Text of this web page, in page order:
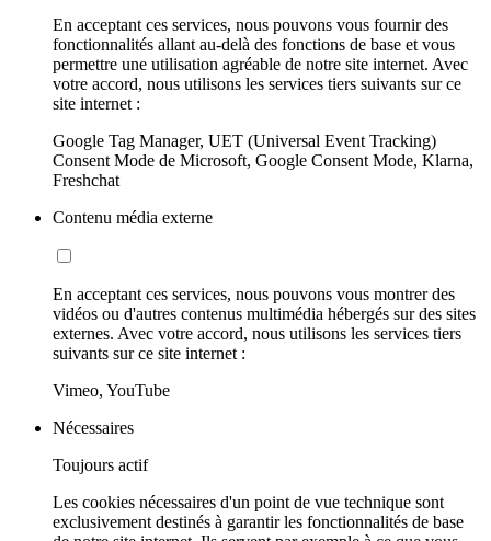
En acceptant ces services, nous pouvons vous fournir des
fonctionnalités allant au-delà des fonctions de base et vous
permettre une utilisation agréable de notre site internet. Avec
votre accord, nous utilisons les services tiers suivants sur ce
site internet :
Google Tag Manager, UET (Universal Event Tracking)
Consent Mode de Microsoft, Google Consent Mode, Klarna,
Freshchat
Contenu média externe
En acceptant ces services, nous pouvons vous montrer des
vidéos ou d'autres contenus multimédia hébergés sur des sites
externes. Avec votre accord, nous utilisons les services tiers
suivants sur ce site internet :
Vimeo, YouTube
Nécessaires
Toujours actif
Les cookies nécessaires d'un point de vue technique sont
exclusivement destinés à garantir les fonctionnalités de base